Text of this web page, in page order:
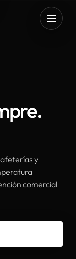
y
comercial